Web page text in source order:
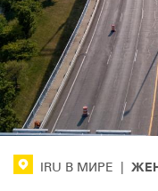
IRU В МИРЕ